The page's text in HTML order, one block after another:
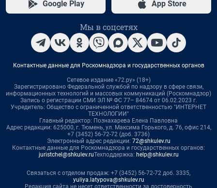
Google Play App Store
Мы в соцсетях
Контактные данные для Роскомнадзора и государственных органов
Сетевое издание «72.ру» (18+)
Зарегистрировано Федеральной службой по надзору в сфере связи,
информационных технологий и массовых коммуникаций (Роскомнадзор)
Запись о регистрации СМИ ЭЛ № ФС 77– 84674 от 06.02.2023 г.
Учредитель: Общество с ограниченной ответственностью "ИНТЕРНЕТ
ТЕХНОЛОГИИ"
Главный редактор: Познахарева Елена Павловна
Адрес редакции: 625000, г. Тюмень, ул. Максима Горького, д. 76, офис 214,
+7 (3452) 56-72-72 (доб. 3736)
Электронный адрес редакции: 72@shkulev.ru
Контактные данные для Роскомнадзора и государственных органов:
juristchel@shkulev.ruТехподдержка: help@shkulev.ru
Связаться с отделом продаж: +7 (3452) 56-72-72 доб. 3335,
yuliya.latypova@shkulev.ru